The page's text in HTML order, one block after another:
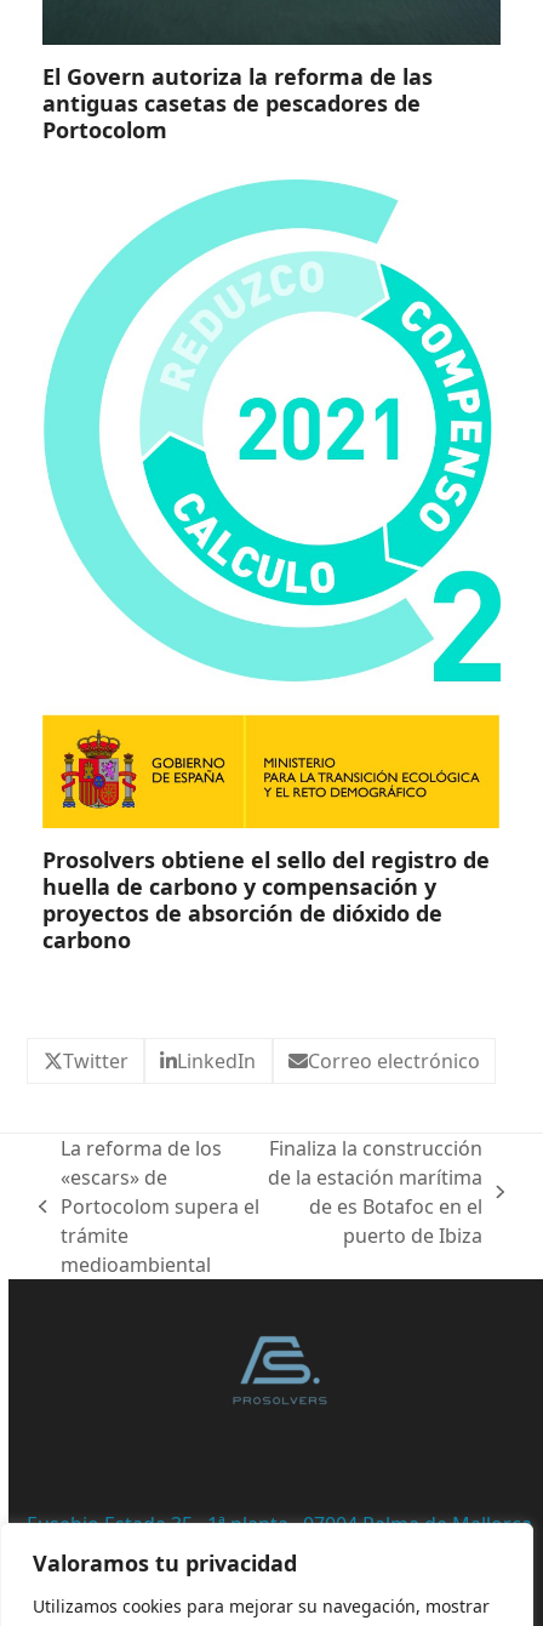
Valoramos tu privacidad
Utilizamos cookies para mejorar su navegación, mostrar
El Govern autoriza la reforma de las
antiguas casetas de pescadores de
Portocolom
Prosolvers obtiene el sello del registro de
huella de carbono y compensación y
proyectos de absorción de dióxido de
carbono
Twitter LinkedIn Correo electrónico
previous
post:
La reforma de los
«escars» de
Portocolom supera el
trámite
medioambiental
Finaliza la construcción
de la estación marítima
de es Botafoc en el
puerto de Ibiza
Eusebio Estada 35 · 1ª planta · 07004 Palma de Mallorca
· 871 531 179 · ISLAS BALEARES · ESPAÑA
LEGAL–POLÍTICA DE COOKIES–POLÍTICA DE